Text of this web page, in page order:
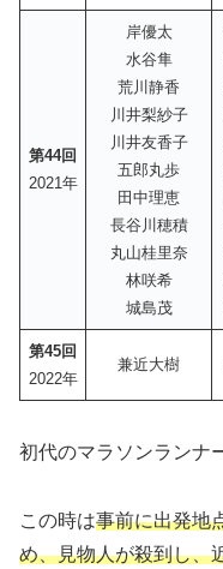
第44回
2021年
岸優太
水谷隼
荒川静香
川井梨紗子
川井友香子
五郎丸歩
田中理恵
長谷川穂積
丸山桂里奈
林咲希
城島茂
第45回
2022年
兼近大樹
初代のマラソンランナ
この時は事前に出発地
め、見物人が殺到し、